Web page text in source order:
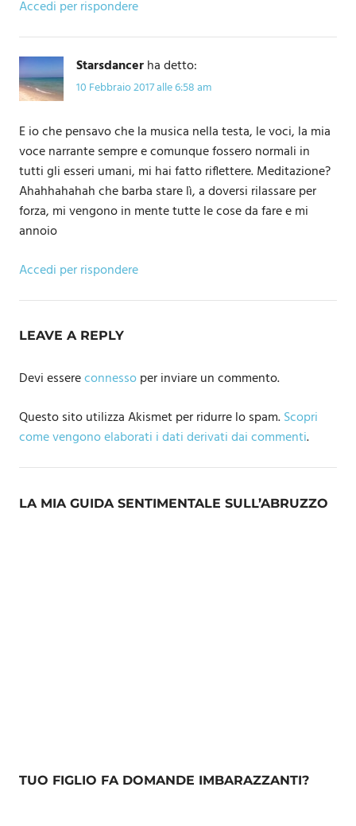
Accedi per rispondere
Starsdancerha detto:
10 Febbraio 2017 alle 6:58 am
E io che pensavo che la musica nella testa, le voci, la mia
voce narrante sempre e comunque fossero normali in
tutti gli esseri umani, mi hai fatto riflettere. Meditazione?
Ahahhahahah che barba stare lì, a doversi rilassare per
forza, mi vengono in mente tutte le cose da fare e mi
annoio
Accedi per rispondere
LEAVE A REPLY
Devi essereconnessoper inviare un commento.
Questo sito utilizza Akismet per ridurre lo spam.Scopri
come vengono elaborati i dati derivati dai commenti.
LA MIA GUIDA SENTIMENTALE SULL’ABRUZZO
TUO FIGLIO FA DOMANDE IMBARAZZANTI?